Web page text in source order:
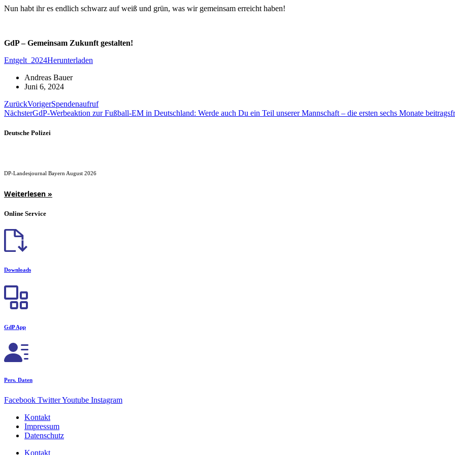
Nun habt ihr es endlich schwarz auf weiß und grün, was wir gemeinsam erreicht haben!
GdP – Gemeinsam Zukunft gestalten!
Entgelt_2024Herunterladen
Andreas Bauer
Juni 6, 2024
ZurückVorigerSpendenaufruf
NächsterGdP-Werbeaktion zur Fußball-EM in Deutschland: Werde auch Du ein Teil unserer Mannschaft – die ersten sechs Monate
Deutsche Polizei
DP-Landesjournal Bayern August 2026
Weiterlesen »
Online Service
Downloads
GdP App
Pers. Daten
Facebook TwitterYoutube Instagram
Kontakt
Impressum
Datenschutz
Kontakt